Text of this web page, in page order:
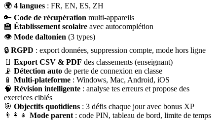
🌍 4 langues : FR, EN, ES, ZH
🔑 Code de récupération multi-appareils
🏫 Établissement scolaire avec autocomplétion
👁 Mode daltonien (3 types)
🔒 RGPD : export données, suppression compte, mode hors ligne
📄 Export CSV & PDF des classements (enseignant)
📡 Détection auto de perte de connexion en classe
📱 Multi-plateforme : Windows, Mac, Android, iOS
🧠 Révision intelligente : analyse tes erreurs et propose des
exercices ciblés
🎯 Objectifs quotidiens : 3 défis chaque jour avec bonus XP
👨‍👩‍👧 Mode parent : code PIN, tableau de bord, limite de temps